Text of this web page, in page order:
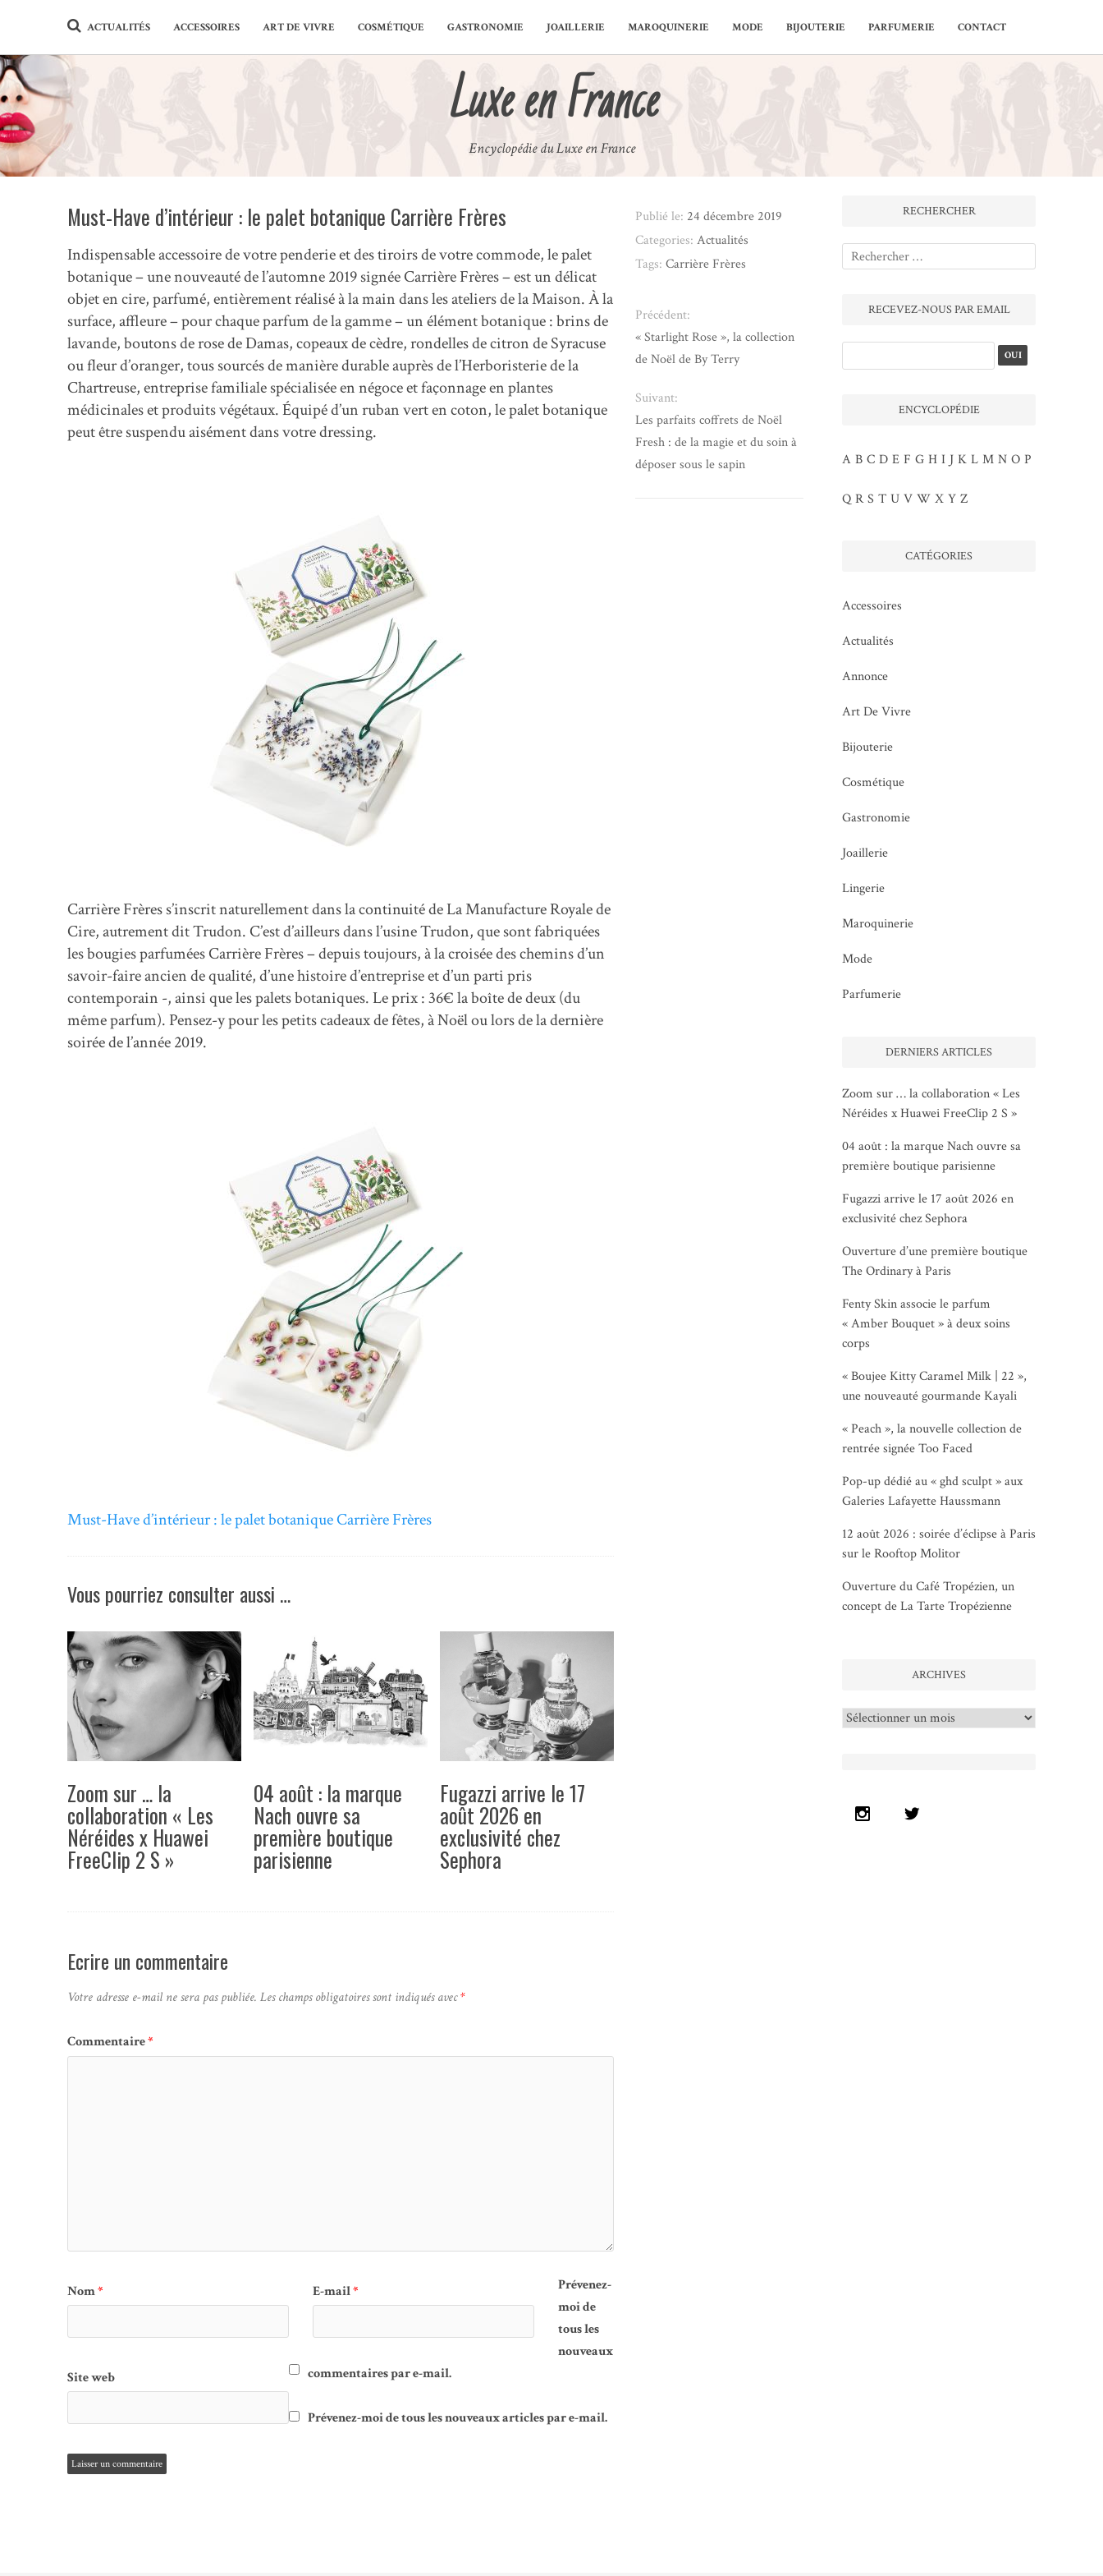
ACTUALITÉS ACCESSOIRES ART DE VIVRE COSMÉTIQUE GASTRONOMIE JOAILLERIE MAROQUINERIE MODE BIJOUTERIE PARFUMERIE CONTACT
Luxe en France
Encyclopédie du Luxe en France
Must-Have d’intérieur : le palet botanique Carrière Frères
Indispensable accessoire de votre penderie et des tiroirs de votre commode, le palet
botanique – une nouveauté de l’automne 2019 signée Carrière Frères – est un délicat
objet en cire, parfumé, entièrement réalisé à la main dans les ateliers de la Maison. À la
surface, affleure – pour chaque parfum de la gamme – un élément botanique : brins de
lavande, boutons de rose de Damas, copeaux de cèdre, rondelles de citron de Syracuse
ou fleur d’oranger, tous sourcés de manière durable auprès de l’Herboristerie de la
Chartreuse, entreprise familiale spécialisée en négoce et façonnage en plantes
médicinales et produits végétaux. Équipé d’un ruban vert en coton, le palet botanique
peut être suspendu aisément dans votre dressing.
Carrière Frères s’inscrit naturellement dans la continuité de La Manufacture Royale de
Cire, autrement dit Trudon. C’est d’ailleurs dans l’usine Trudon, que sont fabriquées
les bougies parfumées Carrière Frères – depuis toujours, à la croisée des chemins d’un
savoir-faire ancien de qualité, d’une histoire d’entreprise et d’un parti pris
contemporain -, ainsi que les palets botaniques. Le prix : 36€ la boîte de deux (du
même parfum). Pensez-y pour les petits cadeaux de fêtes, à Noël ou lors de la dernière
soirée de l’année 2019.
Must-Have d’intérieur : le palet botanique Carrière Frères
Vous pourriez consulter aussi …
Zoom sur … la
collaboration « Les
Néréides x Huawei
FreeClip 2 S »
04 août : la marque
Nach ouvre sa
première boutique
parisienne
Fugazzi arrive le 17
août 2026 en
exclusivité chez
Sephora
Ecrire un commentaire
Votre adresse e-mail ne sera pas publiée. Les champs obligatoires sont indiqués avec*
Commentaire*
Nom* E-mail*
Site web
Prévenez-
moi de
tous les
nouveaux
commentaires par e-mail.
Prévenez-moi de tous les nouveaux articles par e-mail.
Publié le: 24 décembre 2019
Categories: Actualités
Tags: Carrière Frères
Précédent:
« Starlight Rose », la collection
de Noël de By Terry
Suivant:
Les parfaits coffrets de Noël
Fresh : de la magie et du soin à
déposer sous le sapin
RECHERCHER
RECEVEZ-NOUS PAR EMAIL
ENCYCLOPÉDIE
A B C D E F G H I J K L M N O P
Q R S T U V W X Y Z
CATÉGORIES
Accessoires
Actualités
Annonce
Art De Vivre
Bijouterie
Cosmétique
Gastronomie
Joaillerie
Lingerie
Maroquinerie
Mode
Parfumerie
DERNIERS ARTICLES
Zoom sur … la collaboration « Les
Néréides x Huawei FreeClip 2 S »
04 août : la marque Nach ouvre sa
première boutique parisienne
Fugazzi arrive le 17 août 2026 en
exclusivité chez Sephora
Ouverture d’une première boutique
The Ordinary à Paris
Fenty Skin associe le parfum
« Amber Bouquet » à deux soins
corps
« Boujee Kitty Caramel Milk | 22 »,
une nouveauté gourmande Kayali
« Peach », la nouvelle collection de
rentrée signée Too Faced
Pop-up dédié au « ghd sculpt » aux
Galeries Lafayette Haussmann
12 août 2026 : soirée d’éclipse à Paris
sur le Rooftop Molitor
Ouverture du Café Tropézien, un
concept de La Tarte Tropézienne
ARCHIVES
Archives